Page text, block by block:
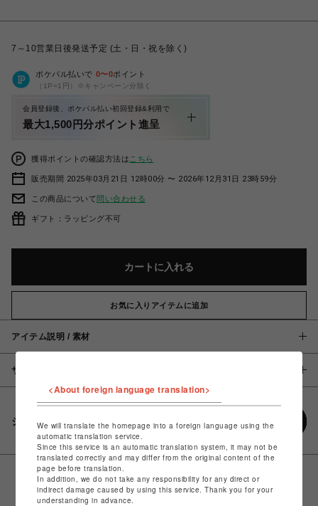
7～10営業日後発送予定 (土・日・祝を除く)
ポケパル払いで 0〜0ポイント
（1P=1円）※キャンペーン分除く
会員登録後、ポケパル払い初回登録&利用で
最大1,500円分ポイント進呈
獲得ポイントの確認方法は こちら
販売期間 2025年03月21日 12時00分 〜 2026年12月31日 23時59分
この商品について問い合わせる
ギフト：ラッピング不可
カートに入れる
お気に入りアイテムに追加
アイテム説明 / 素材
サイズ
シェアする
<About foreign language translation>
We will translate the homepage into a foreign language using the
automatic translation service.
Since this service is an automatic translation system, it may not be
translated correctly and may differ from the original content of the
page before translation.
In addition, we do not take any responsibility for any direct or
indirect damage caused by using this service. Thank you for your
understanding in advance.